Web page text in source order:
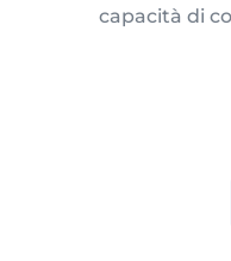
capacità di